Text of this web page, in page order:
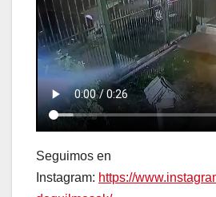
Seguimos en
Instagram: https://